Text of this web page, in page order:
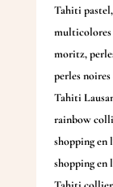
Tahiti pastel
multicolores
moritz,
perles
Tahiti
rainbow
shopping en
shopping en